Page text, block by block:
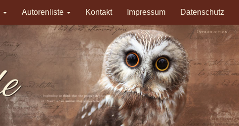
Autorenliste Kontakt Impressum Datenschutz